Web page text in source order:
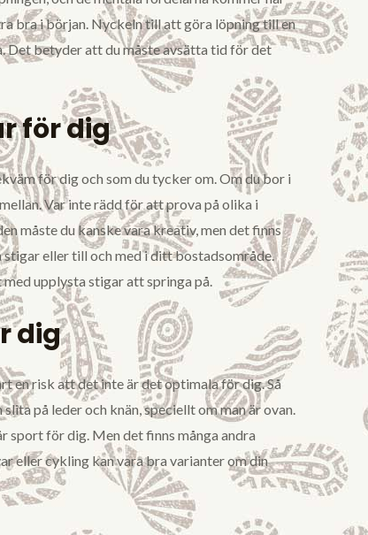
bra i början. Nyckeln till att göra löpning till en
Det betyder att du måste avsätta tid för det
för dig
för dig och som du tycker om. Om du bor i
Var inte rädd för att prova på olika i
måste du kanske vara kreativ, men det finns
eller till och med i ditt bostadsområde.
upplysta stigar att springa på.
dig
en risk att det inte är det optimala för dig. Så
på leder och knän, speciellt om man är ovan.
sport för dig. Men det finns många andra
eller cykling kan vara bra varianter om din